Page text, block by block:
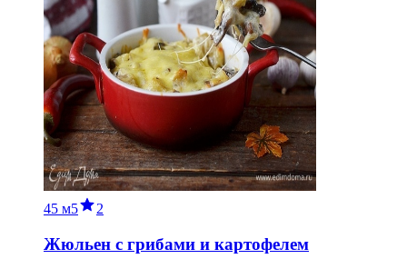
45 м5 2
Жюльен с грибами и картофелем